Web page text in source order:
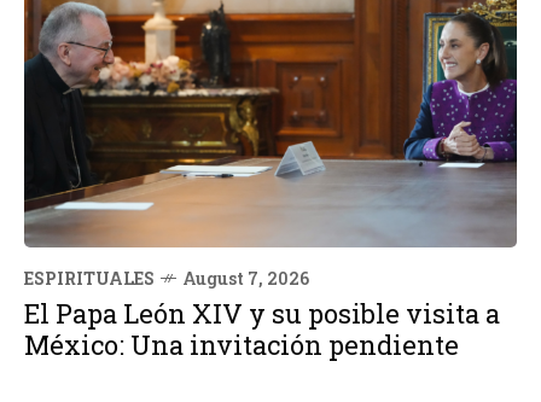
ESPIRITUALES August 7, 2026
El Papa León XIV y su posible visita a
México: Una invitación pendiente